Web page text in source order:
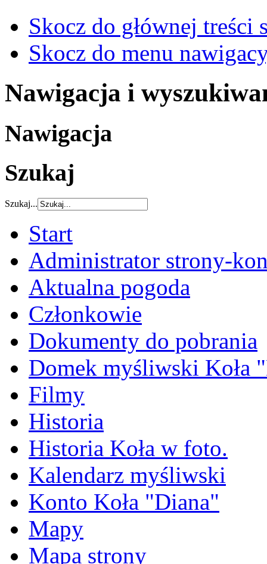
Skocz do głównej treści
Skocz do menu
Nawigacja i
Nawigacja
Szukaj
Szukaj...
Start
Administrator strony-
Aktualna pogoda
Członkowie
Dokumenty do pobrania
Domek myśliwski Koła
Filmy
Historia
Historia Koła w foto.
Kalendarz myśliwski
Konto Koła "Diana"
Mapy
Mapa strony